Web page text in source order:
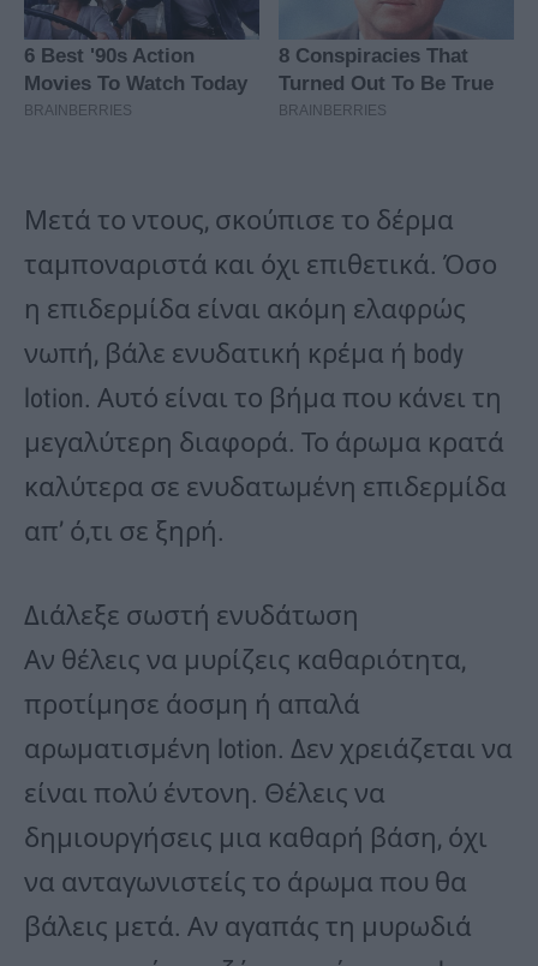
Μετά το ντους, σκούπισε το δέρμα
ταμποναριστά και όχι επιθετικά. Όσο
η επιδερμίδα είναι ακόμη ελαφρώς
νωπή, βάλε ενυδατική κρέμα ή body
lotion. Αυτό είναι το βήμα που κάνει τη
μεγαλύτερη διαφορά. Το άρωμα κρατά
καλύτερα σε ενυδατωμένη επιδερμίδα
απ’ ό,τι σε ξηρή.
Διάλεξε σωστή ενυδάτωση
Αν θέλεις να μυρίζεις καθαριότητα,
προτίμησε άοσμη ή απαλά
αρωματισμένη lotion. Δεν χρειάζεται να
είναι πολύ έντονη. Θέλεις να
δημιουργήσεις μια καθαρή βάση, όχι
να ανταγωνιστείς το άρωμα που θα
βάλεις μετά. Αν αγαπάς τη μυρωδιά